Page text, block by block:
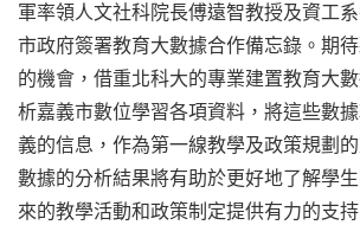
軍率領人文社科院長傅遠智教授及資工
市政府簽署教育大數據合作備忘錄。期
的機會，借重北科大的專業建置教育大
析嘉義市數位學習各項資料，將這些數
義的信息，作為第一線教學及政策規劃
數據的分析結果將有助於更好地了解學
來的教學活動和政策制定提供有力的支持